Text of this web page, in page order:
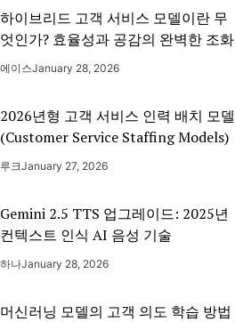
하이브리드 고객 서비스 모델이란 무
엇인가? 효율성과 공감의 완벽한 조화
에이스January 28, 2026
2026년형 고객 서비스 인력 배치 모델
(Customer Service Staffing Models)
루크January 27, 2026
Gemini 2.5 TTS 업그레이드: 2025년
컨텍스트 인식 AI 음성 기술
하나January 28, 2026
머신러닝 모델의 고객 의도 학습 방법